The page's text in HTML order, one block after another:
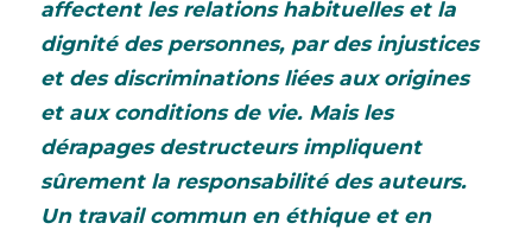
affectent les relations habituelles et la
dignité des personnes, par des injustices
et des discriminations liées aux origines
et aux conditions de vie. Mais les
dérapages destructeurs impliquent
sûrement la responsabilité des auteurs.
Un travail commun en éthique et en